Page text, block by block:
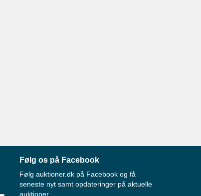
Følg os på Facebook
Følg auktioner.dk på Facebook og få
seneste nyt samt opdateringer på aktuelle
auktioner.